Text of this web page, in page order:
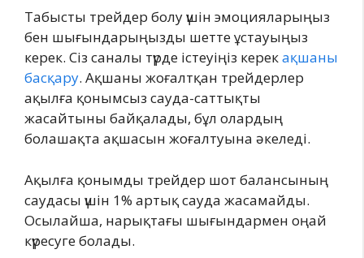
Табысты трейдер болу үшін эмоцияларыңыз
бен шығындарыңызды шетте ұстауыңыз
керек. Сіз саналы түрде істеуіңіз керекақшаны
басқару. Ақшаны жоғалтқан трейдерлер
ақылға қонымсыз сауда-саттықты
жасайтыны байқалады, бұл олардың
болашақта ақшасын жоғалтуына әкеледі.
Ақылға қонымды трейдер шот балансының
саудасы үшін 1% артық сауда жасамайды.
Осылайша, нарықтағы шығындармен оңай
күресуге болады.